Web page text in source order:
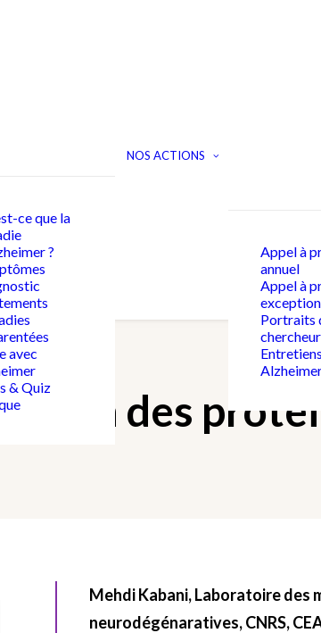
ce que la
?
avec
& Quiz
NOS ACTIONS
Appel à
annuel
Appel à
Portraits
Entretiens
des
Mehdi Kabani, Laboratoire des
neurodégénaratives, CNRS​,